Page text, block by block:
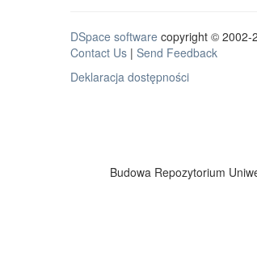
DSpace software copyright © 2002-
Contact Us | Send Feedback
Deklaracja dostępności
Budowa Repozytorium